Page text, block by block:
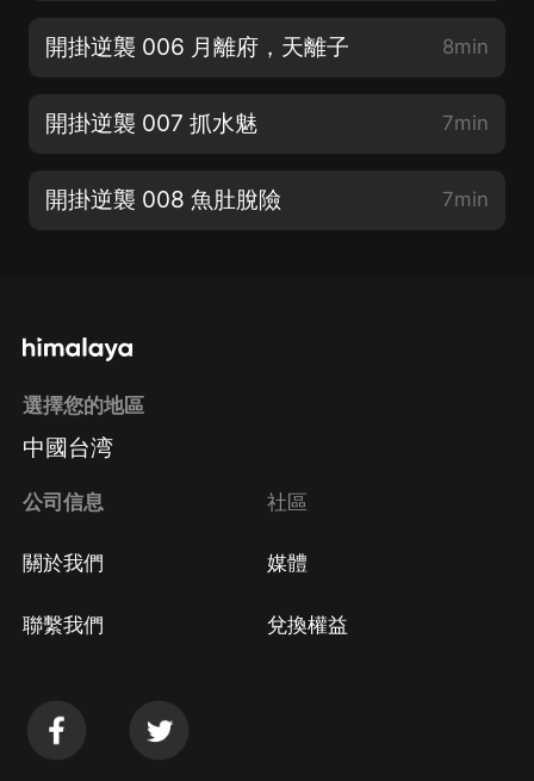
開掛逆襲 006 月離府，天離子 8min
開掛逆襲 007 抓水魅 7min
開掛逆襲 008 魚肚脫險 7min
選擇您的地區
中國台湾
公司信息
關於我們
聯繫我們
社區
媒體
兌換權益